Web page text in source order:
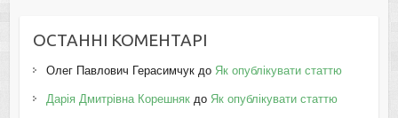
ОСТАННІ КОМЕНТАРІ
Олег Павлович Герасимчукдо Як опублікувати статтю
Дарія Дмитрівна Корешнякдо Як опублікувати статтю